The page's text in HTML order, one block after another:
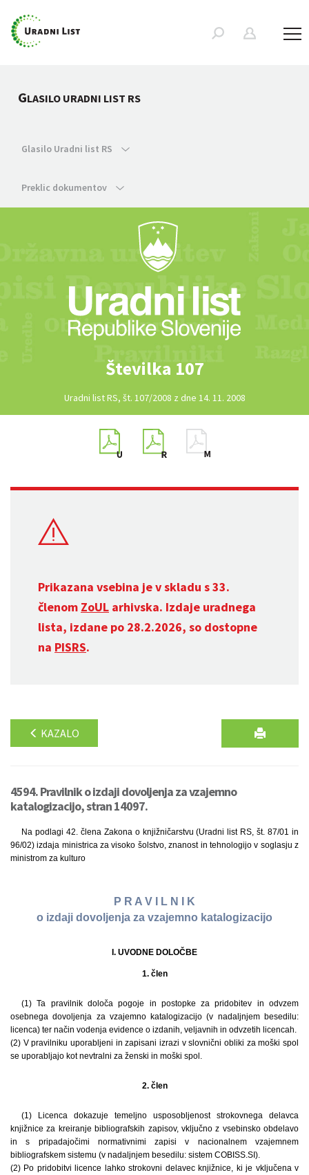
GLASILO URADNI LIST RS
Glasilo Uradni list RS
Preklic dokumentov
Številka 107
Uradni list RS, št. 107/2008 z dne 14. 11. 2008
Prikazana vsebina je v skladu s 33.
členom ZoUL arhivska. Izdaje uradnega
lista, izdane po 28.2.2026, so dostopne
na PISRS.
KAZALO
4594. Pravilnik o izdaji dovoljenja za vzajemno
katalogizacijo, stran 14097.
Na podlagi 42. člena Zakona o knjižničarstvu (Uradni list RS, št. 87/01 in
96/02) izdaja ministrica za visoko šolstvo, znanost in tehnologijo v soglasju z
ministrom za kulturo
P R A V I L N I K
o izdaji dovoljenja za vzajemno katalogizacijo
I. UVODNE DOLOČBE
1. člen
(1) Ta pravilnik določa pogoje in postopke za pridobitev in odvzem
osebnega dovoljenja za vzajemno katalogizacijo (v nadaljnjem besedilu:
licenca) ter način vodenja evidence o izdanih, veljavnih in odvzetih licencah.
(2) V pravilniku uporabljeni in zapisani izrazi v slovnični obliki za moški spol
se uporabljajo kot nevtralni za ženski in moški spol.
2. člen
(1) Licenca dokazuje temeljno usposobljenost strokovnega delavca
knjižnice za kreiranje bibliografskih zapisov, vključno z vsebinsko obdelavo
in s pripadajočimi normativnimi zapisi v nacionalnem vzajemnem
bibliografskem sistemu (v nadaljnjem besedilu: sistem COBISS.SI).
(2) Po pridobitvi licence lahko strokovni delavec knjižnice, ki je vključena v